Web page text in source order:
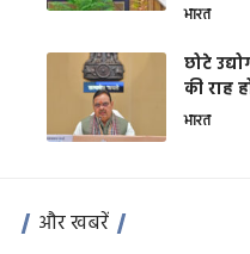
भारत
छोटे
की राह
भारत
और खबरें